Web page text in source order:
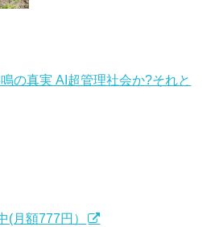
の真実 AI超管理社会か?それと
(月額777円）